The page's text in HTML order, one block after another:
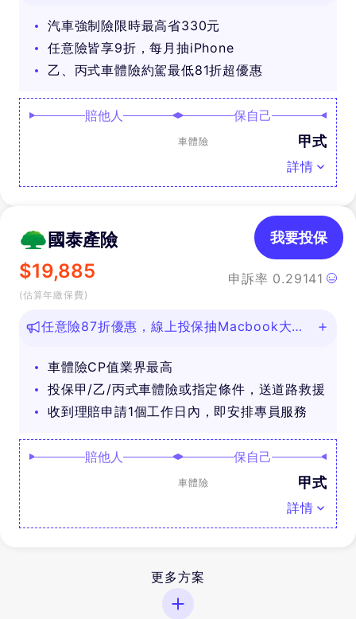
汽車強制險限時最高省330元
任意險皆享9折，每月抽iPhone
乙、丙式車體險約駕最低81折超優惠
賠他人 保自己
車體險 甲式
詳情
國泰產險
$19,885
(估算年繳保費)
申訴率 0.29141
我要投保
任意險87折優惠，線上投保抽Macbook大
車體險CP值業界最高
投保甲/乙/丙式車體險或指定條件，送道路救援
收到理賠申請1個工作日內，即安排專員服務
賠他人 保自己
車體險 甲式
詳情
更多方案